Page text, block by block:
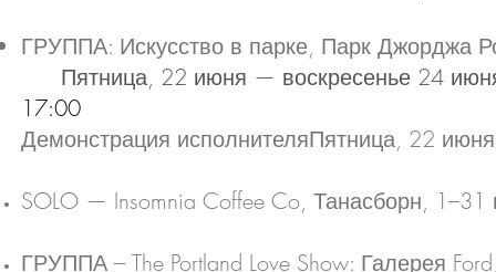
ГРУППА: Искусство в парке, Парк Джорджа
Пятница, 22 июня — воскресенье 24
17:00
Демонстрация исполнителяПятница, 22
SOLO — Insomnia Coffee Co, Танасборн, 1–31
ГРУППА – The Portland Love Show: Галерея